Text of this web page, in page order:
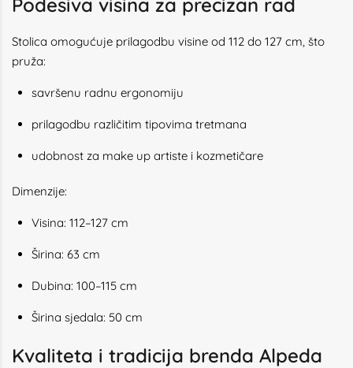
Podesiva visina za precizan rad
Stolica omogućuje prilagodbu visine od 112 do 127 cm, što
pruža:
savršenu radnu ergonomiju
prilagodbu različitim tipovima tretmana
udobnost za make up artiste i kozmetičare
Dimenzije:
Visina: 112–127 cm
Širina: 63 cm
Dubina: 100–115 cm
Širina sjedala: 50 cm
Kvaliteta i tradicija brenda Alpeda